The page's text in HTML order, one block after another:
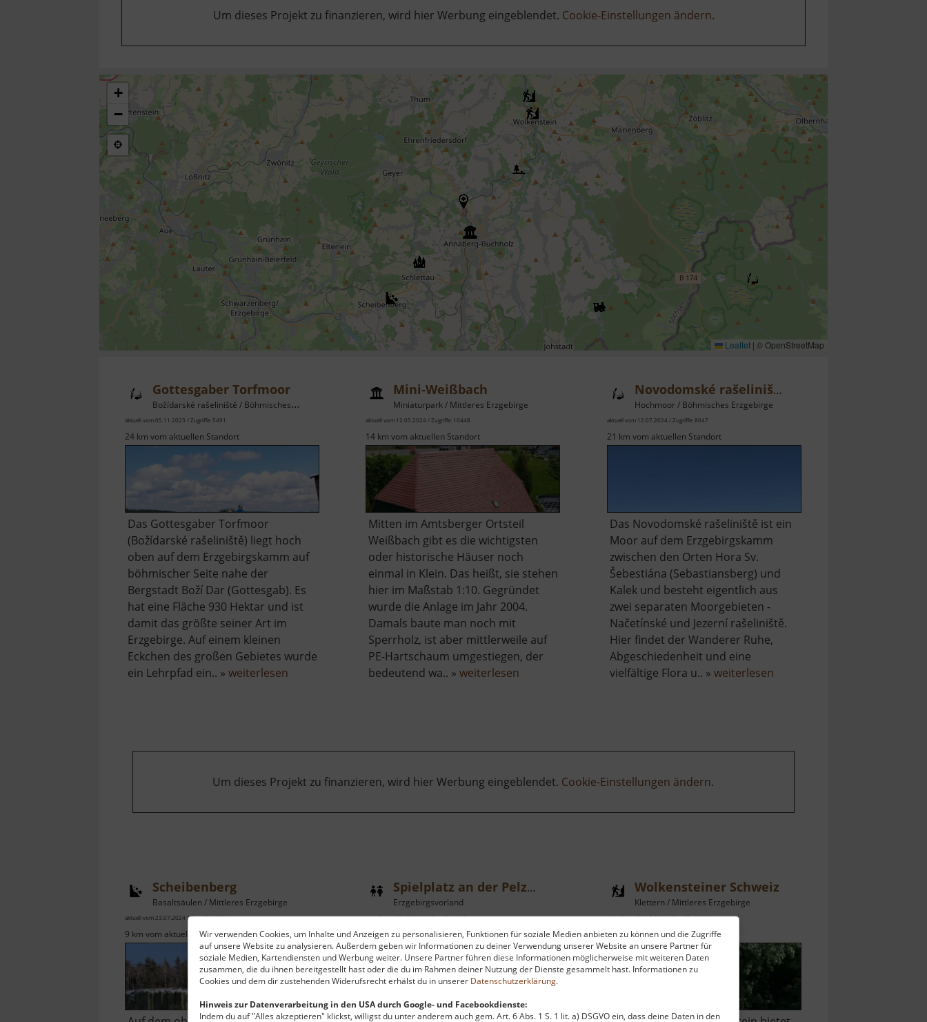
Wir verwenden Cookies, um Inhalte und Anzeigen zu personalisieren, Funktionen für soziale Medien anbieten zu können und die Zugriffe
auf unsere Website zu analysieren. Außerdem geben wir Informationen zu deiner Verwendung unserer Website an unsere Partner für
soziale Medien, Kartendiensten und Werbung weiter. Unsere Partner führen diese Informationen möglicherweise mit weiteren Daten
zusammen, die du ihnen bereitgestellt hast oder die du im Rahmen deiner Nutzung der Dienste gesammelt hast. Informationen zu
Cookies und dem dir zustehenden Widerufsrecht erhälst du in unserer Datenschutzerklärung.
Hinweis zur Datenverarbeitung in den USA durch Google- und Facebookdienste:
Indem du auf "Alles akzeptieren" klickst, willigst du unter anderem auch gem. Art. 6 Abs. 1 S. 1 lit. a) DSGVO ein, dass deine Daten in den
Um dieses Projekt zu finanzieren, wird hier Werbung eingeblendet. Cookie-Einstellungen ändern.
+
−
Leaflet | © OpenStreetMap
Gottesgaber Torfmoor
Božídarské rašeliniště / Böhmisches Erzgebirge
aktuell vom 05.11.2023 / Zugriffe: 5491
24 km vom aktuellen Standort
Das Gottesgaber Torfmoor
(Božídarské rašeliniště) liegt hoch
oben auf dem Erzgebirgskamm auf
böhmischer Seite nahe der
Bergstadt Boží Dar (Gottesgab). Es
hat eine Fläche 930 Hektar und ist
damit das größte seiner Art im
Erzgebirge. Auf einem kleinen
Eckchen des großen Gebietes wurde
ein Lehrpfad ein.. » weiterlesen
Mini-Weißbach
Miniaturpark / Mittleres Erzgebirge
aktuell vom 12.05.2024 / Zugriffe: 10448
14 km vom aktuellen Standort
Mitten im Amtsberger Ortsteil
Weißbach gibt es die wichtigsten
oder historische Häuser noch
einmal in Klein. Das heißt, sie stehen
hier im Maßstab 1:10. Gegründet
wurde die Anlage im Jahr 2004.
Damals baute man noch mit
Sperrholz, ist aber mittlerweile auf
PE-Hartschaum umgestiegen, der
bedeutend wa.. »weiterlesen
Novodomské rašeliniště
Hochmoor / Böhmisches Erzgebirge
aktuell vom 12.07.2024 / Zugriffe: 8047
21 km vom aktuellen Standort
Das Novodomské rašeliniště ist ein
Moor auf dem Erzgebirgskamm
zwischen den Orten Hora Sv.
Šebestiána (Sebastiansberg) und
Kalek und besteht eigentlich aus
zwei separaten Moorgebieten -
Načetínské und Jezerní rašeliniště.
Hier findet der Wanderer Ruhe,
Abgeschiedenheit und eine
vielfältige Flora u.. » weiterlesenüber
Um dieses Projekt zu finanzieren, wird hier Werbung eingeblendet. Cookie-Einstellungen ändern.
Scheibenberg
Basaltsäulen / Mittleres Erzgebirge
aktuell vom 23.07.2024 / Zugriffe: 67924
9 km vom aktuellen Standort
Spielplatz an der Pelzmühle
Erzgebirgsvorland
aktuell vom 23.07.2024 / Zugriffe: 4148
26 km vom aktuellen Standort
Wolkensteiner Schweiz
Klettern / Mittleres Erzgebirge
aktuell vom 26.07.2024 / Zugriffe: 14332
8 km vom aktuellen Standort